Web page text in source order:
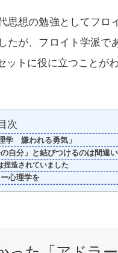
思想の勉強としてフロ
たが、フロイト学派で
ットに役に立つことが
次
学 嫌われる勇気」
自分」と結びつけるのは間違い
捏造されていました
心理学を